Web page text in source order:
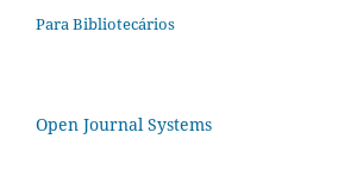
Para Bibliotecários
Open Journal Systems